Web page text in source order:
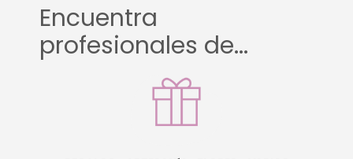
Encuentra
profesionales de...